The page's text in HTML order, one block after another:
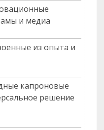
и медиа
из опыта и
капроновые
решение